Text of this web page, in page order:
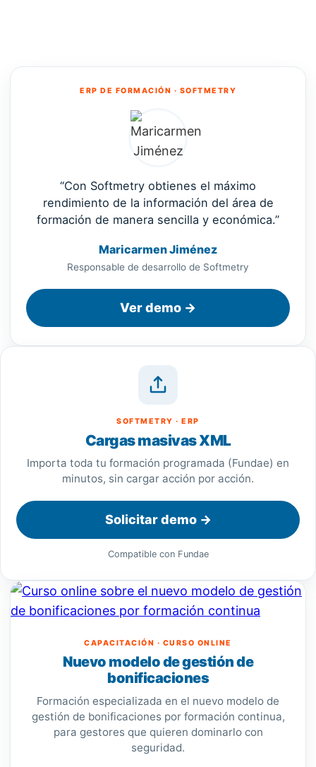
ERP DE FORMACIÓN · SOFTMETRY
“Con Softmetry obtienes el máximo
rendimiento de la información del área de
formación de manera sencilla y económica.”
Maricarmen Jiménez
Responsable de desarrollo de Softmetry
Ver demo →
SOFTMETRY · ERP
Cargas masivas XML
Importa toda tu formación programada (Fundae) en
minutos, sin cargar acción por acción.
Solicitar demo →
Compatible con Fundae
CAPACITACIÓN · CURSO ONLINE
Nuevo modelo de gestión de
bonificaciones
Formación especializada en el nuevo modelo de
gestión de bonificaciones por formación continua,
para gestores que quieren dominarlo con
seguridad.